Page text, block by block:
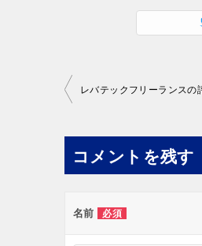
投
ナ
ビ
ー
コメントを残す
名前 必須